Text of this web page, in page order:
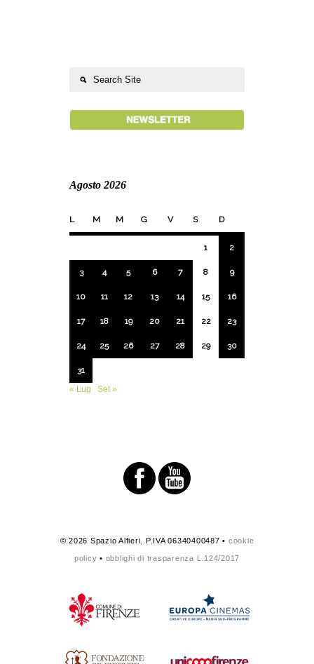
Agosto 2026
L M M G V S D
1 2
3 4 5 6 7 8 9
10 11 12 13 14 15 16
17 18 19 20 21 22 23
24 25 26 27 28 29 30
31
« Lug
Set »
© 2026 Spazio Alfieri. P.IVA 06340400487 • cookie
policy • obblighi di trasparenza L.124/2017